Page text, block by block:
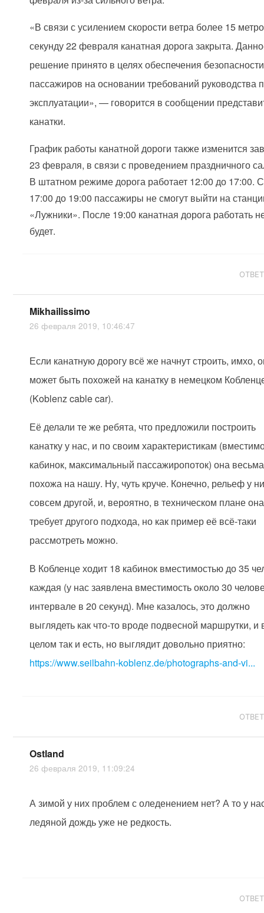
«В связи с усилением скорости ветра более 15
секунду 22 февраля канатная дорога закрыта.
решение принято в целях обеспечения безопасности
пассажиров на основании требований руководства
эксплуатации», — говорится в сообщении
канатки.
График работы канатной дороги также изменится
23 февраля, в связи с проведением праздничного
В штатном режиме дорога работает 12:00 до 17:00. С
17:00 до 19:00 пассажиры не смогут выйти на
«Лужники». После 19:00 канатная дорога работать
будет.
Mikhailissimo
26 февраля 2019, 10:46:47
Если канатную дорогу всё же начнут строить, имхо,
может быть похожей на канатку в немецком
(Koblenz cable car).
Её делали те же ребята, что предложили построить
канатку у нас, и по своим характеристикам
кабинок, максимальный пассажиропоток) она весьма
похожа на нашу. Ну, чуть круче. Конечно, рельеф у
совсем другой, и, вероятно, в техническом плане она
требует другого подхода, но как пример её всё-таки
рассмотреть можно.
В Кобленце ходит 18 кабинок вместимостью до 35
каждая (у нас заявлена вместимость около 30
интервале в 20 секунд). Мне казалось, это должно
выглядеть как что-то вроде подвесной маршрутки, и
целом так и есть, но выглядит довольно приятно:
https://www.seilbahn-koblenz.de/photographs-and-vi...
Ostland
26 февраля 2019, 11:09:24
А зимой у них проблем с оледенением нет? А то у
ледяной дождь уже не редкость.